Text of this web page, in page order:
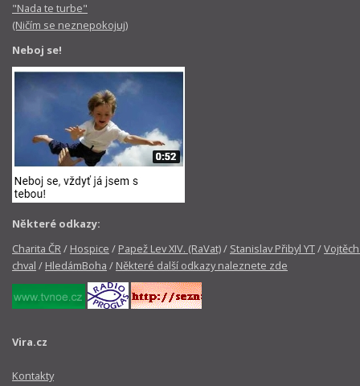
"Nada te turbe"
(Ničím se neznepokojuj)
Neboj se!
Některé odkazy:
Charita ČR/ Hospice / Papež Lev XIV. (RaVat)/ Stanislav Přibyl YT/
chval / HledámBoha / Některé další odkazy naleznete zde
Vira.cz
Kontakty